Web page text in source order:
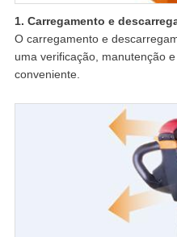
1. Carregamento e
O carregamento e
uma verificação, manutenção
conveniente.